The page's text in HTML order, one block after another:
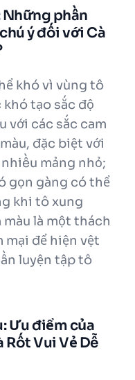
phần
ý đối với Cà
khó vì vùng tô
tạo sắc độ
với các sắc cam
đặc biệt với
mảng nhỏ;
gọn gàng có thể
khi tô xung
là một thách
mại để hiện vệt
luyện tập tô
Ưu điểm của
Rốt Vui Vẻ Dễ